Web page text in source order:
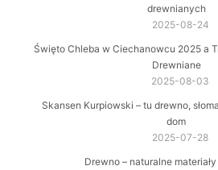
drewnianych
2025-08-24
Święto Chleba w Ciechanowcu 2025 a
Drewniane
2025-08-03
Skansen Kurpiowski – tu drewno,
dom
2025-07-28
Drewno – naturalne